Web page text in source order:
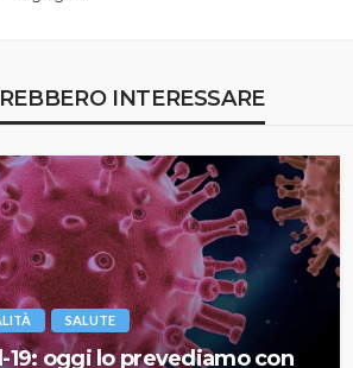
INTERESSARE
SALUTE
19: oggi lo prevediamo con